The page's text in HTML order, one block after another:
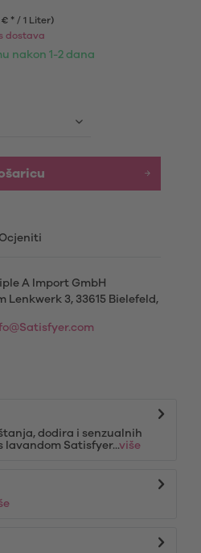
* / 1 Liter)
dostava
nakon 1-2 dana
Ocjeniti
A Import GmbH
Lenkwerk 3, 33615 Bielefeld,
dodira i senzualnih
lavandom Satisfyer...više